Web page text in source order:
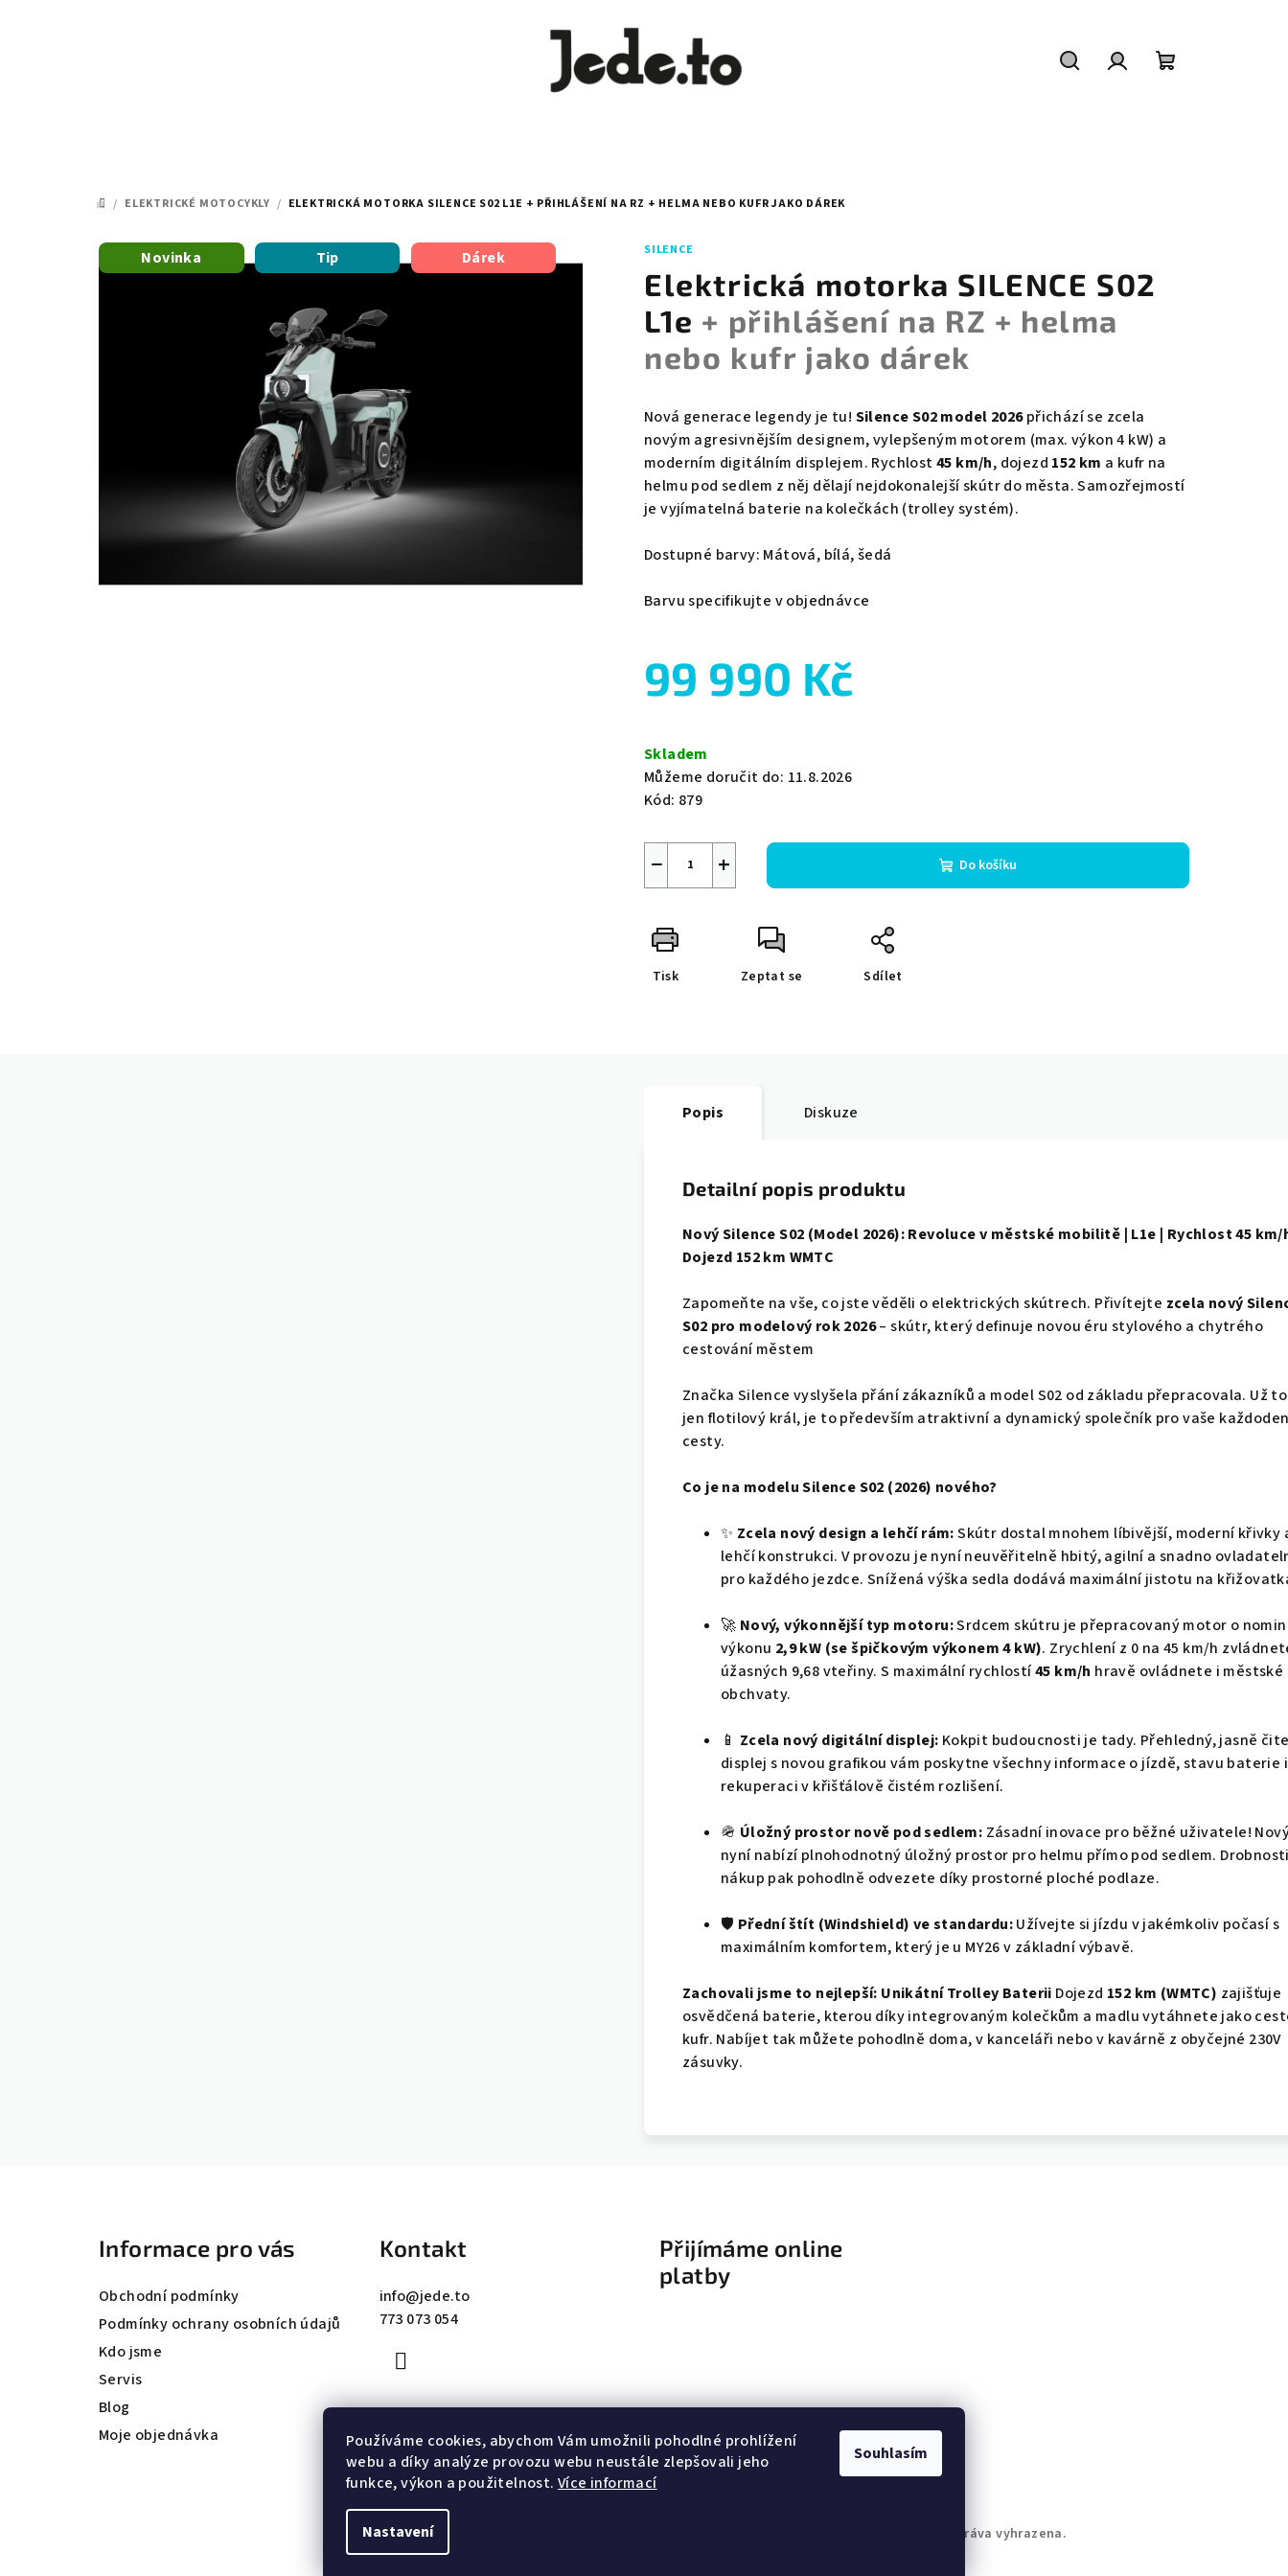
Používáme cookies, abychom Vám umožnili pohodlné prohlížení
webu a díky analýze provozu webu neustále zlepšovali jeho
funkce, výkon a použitelnost. Více informací
Nastavení
Souhlasím
DOMŮ
/ ELEKTRICKÉ MOTOCYKLY / ELEKTRICKÁ MOTORKA SILENCE S02 L1E + PŘIHLÁŠENÍ NA RZ + HELMA NEBO KUFR JAKO DÁREK
SILENCE
Elektrická motorka SILENCE S02
L1e + přihlášení na RZ + helma
nebo kufr jako dárek
Nová generace legendy je tu! Silence S02 model 2026přichází se zcela
novým agresivnějším designem, vylepšeným motorem (max. výkon 4 kW) a
moderním digitálním displejem. Rychlost45 km/h, dojezd 152 km a kufr na
helmu pod sedlem z něj dělají nejdokonalejší skútr do města. Samozřejmostí
je vyjímatelná baterie na kolečkách (trolley systém).
Dostupné barvy: Mátová, bílá, šedá
Barvu specifikujte v objednávce
99 990 Kč
cena:
Skladem
Můžeme doručit do: 11.8.2026
Kód: 879
+
− Do košíku
Tisk Zeptat se Sdílet
Novinka Tip Dárek
Popis Diskuze
Detailní popis produktu
Nový Silence S02 (Model 2026): Revoluce v městské mobilitě | L1e | Rychlost 45 km/
Dojezd 152 km WMTC
Zapomeňte na vše, co jste věděli o elektrických skútrech. Přivítejte zcela nový
S02 pro modelový rok 2026– skútr, který definuje novou éru stylového a chytrého
cestování městem
Značka Silence vyslyšela přání zákazníků a model S02 od základu přepracovala. Už
jen flotilový král, je to především atraktivní a dynamický společník pro vaše
cesty.
Co je na modelu Silence S02 (2026) nového?
✨ Zcela nový design a lehčí rám:Skútr dostal mnohem líbivější, moderní křivky
lehčí konstrukci. V provozu je nyní neuvěřitelně hbitý, agilní a snadno
pro každého jezdce. Snížená výška sedla dodává maximální jistotu na
🚀 Nový, výkonnější typ motoru:Srdcem skútru je přepracovaný motor o
výkonu 2,9kW (se špičkovým výkonem 4kW). Zrychlení z 0 na 45 km/h
úžasných 9,68 vteřiny. S maximální rychlostí45 km/h hravě ovládnete i městské
obchvaty.
📱 Zcela nový digitální displej: Kokpit budoucnosti je tady. Přehledný, jasně
displej s novou grafikou vám poskytne všechny informace o jízdě, stavu baterie i
rekuperaci v křišťálově čistém rozlišení.
🪖 Úložný prostor nově pod sedlem: Zásadní inovace pro běžné uživatele!
nyní nabízí plnohodnotný úložný prostor pro helmu přímo pod sedlem.
nákup pak pohodlně odvezete díky prostorné ploché podlaze.
🛡️ Přední štít (Windshield) ve standardu:Užívejte si jízdu v jakémkoliv počasí s
maximálním komfortem, který je u MY26 v základní výbavě.
Zachovali jsme to nejlepší: Unikátní Trolley Baterii Dojezd 152 km (WMTC) zajišťuje
osvědčená baterie, kterou díky integrovaným kolečkům a madlu vytáhnete jako
kufr. Nabíjet tak můžete pohodlně doma, v kanceláři nebo v kavárně z obyčejné 230V
zásuvky.
Informace pro vás
Obchodní podmínky
Podmínky ochrany osobních údajů
Kdo jsme
Servis
Blog
Moje objednávka
Kontakt
info@jede.to
773 073 054
Přijímáme online
platby
. Všechna práva vyhrazena.